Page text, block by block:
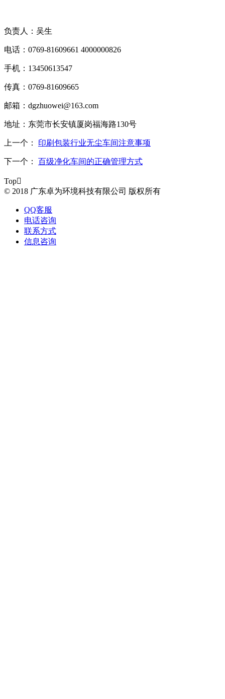
负责人：吴生
电话：0769-81609661 4000000826
手机：13450613547
传真：0769-81609665
邮箱：dgzhuowei@163.com
地址：东莞市长安镇厦岗福海路130号
上一个： 印刷包装行业无尘车间注意事项
下一个： 百级净化车间的正确管理方式
Top
© 2018 广东卓为环境科技有限公司 版权所有
QQ客服
电话咨询
联系方式
信息咨询